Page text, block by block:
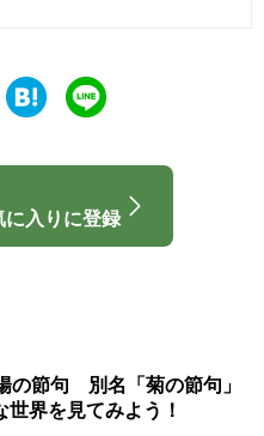
入りに登録
の節句 別名「菊の節句」
世界を見てみよう！